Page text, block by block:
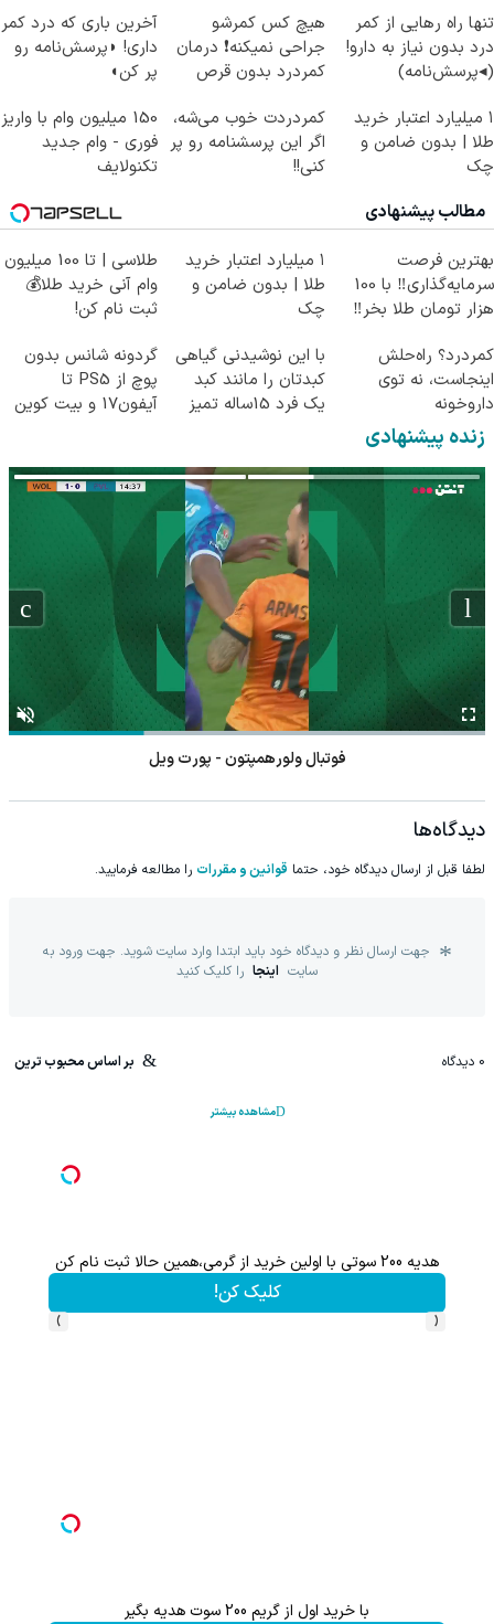
تنها راه رهایی از کمر
درد بدون نیاز به دارو!
(◂پرسش‌نامه)
هیچ کس کمرشو
جراحی نمیکنه❗ درمان
کمردرد بدون قرص
آخرین باری که درد کمر
داری! ◗پرسش‌نامه رو
پر کن◖
۱ میلیارد اعتبار خرید
طلا | بدون ضامن و
چک
کمردردت خوب می‌شه،
اگر این پرسشنامه رو پر
کنی!!
150 میلیون وام با واریز
فوری - وام جدید
تکنولایف
مطالب پیشنهادی
بهترین فرصت
سرمایه‌گذاری‼️ با 100
هزار تومان طلا بخر‼️
۱ میلیارد اعتبار خرید
طلا | بدون ضامن و
چک
طلاسی | تا 100 میلیون
وام آنی خرید طلا💰
ثبت نام کن!
کمردرد؟ راه‌حلش
اینجاست، نه توی
داروخونه
با این نوشیدنی گیاهی
کبدتان را مانند کبد
یک فرد 15ساله تمیز
گردونه شانس بدون
پوچ از PS5 تا
آیفون17 و بیت کوین
زنده پیشنهادی
فوتبال ولورهمپتون - پورت ویل
دیدگاه‌ها
لطفا قبل از ارسال دیدگاه خود، حتما قوانین و مقررات را مطالعه فرمایید.
جهت ارسال نظر و دیدگاه خود باید ابتدا وارد سایت شوید. جهت ورود به
سایت اینجا را کلیک کنید
0 دیدگاه بر اساس محبوب ترین
مشاهده بیشتر
200 سوت نقره پیدا شده برای تو!!!
کلیک کن!
‹
›
گردونه شانس بدون پوچ از PS5 تا آیفون17 و 1000دلار جایزه 🔥